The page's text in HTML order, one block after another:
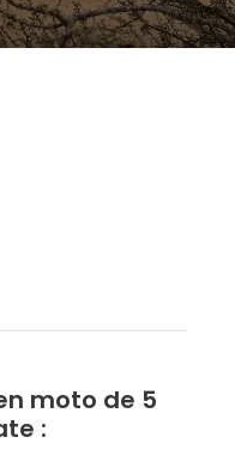
moto de 5
: